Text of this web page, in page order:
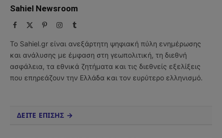
Sahiel Newsroom
Facebook PinterestInstagram
Tumblr
Το Sahiel.gr είναι ανεξάρτητη ψηφιακή πύλη ενημέρωσης
και ανάλυσης με έμφαση στη γεωπολιτική, τη διεθνή
ασφάλεια, τα εθνικά ζητήματα και τις διεθνείς εξελίξεις
που επηρεάζουν την Ελλάδα και τον ευρύτερο ελληνισμό.
ΔΕΙΤΕ ΕΠΙΣΗΣ →